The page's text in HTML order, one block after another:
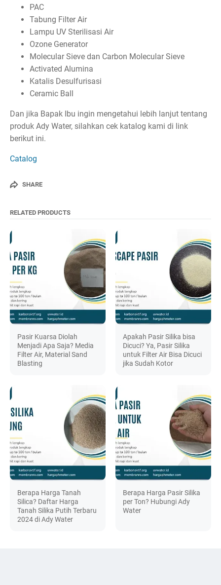
PAC
Tabung Filter Air
Lampu UV Sterilisasi Air
Ozone Generator
Molecular Sieve dan Carbon Molecular Sieve
Activated Alumina
Katalis Desulfurisasi
Ceramic Ball
Dan jika Bapak Ibu ingin mengetahui lebih lanjut tentang
produk Ady Water, silahkan cek katalog kami di link
berikut ini.
Catalog
SHARE
RELATED PRODUCTS
Pasir Kuarsa Diolah
Menjadi Apa Saja? Media
Filter Air, Material Sand
Blasting
Apakah Pasir Silika bisa
Dicuci? Ya, Pasir Silika
untuk Filter Air Bisa Dicuci
jika Sudah Kotor
Berapa Harga Tanah
Silica? Daftar Harga
Tanah Silika Putih Terbaru
2024 di Ady Water
Berapa Harga Pasir Silika
per Ton? Hubungi Ady
Water